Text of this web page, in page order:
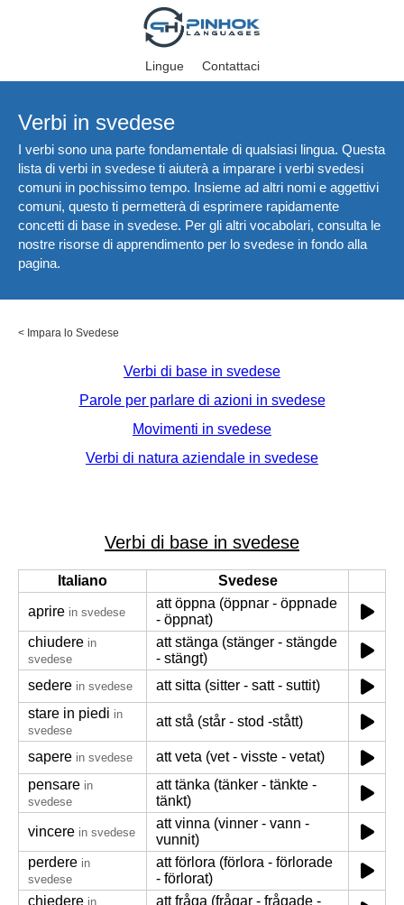
Lingue Contattaci
Verbi in svedese
I verbi sono una parte fondamentale di qualsiasi lingua. Questa
lista di verbi in svedese ti aiuterà a imparare i verbi svedesi
comuni in pochissimo tempo. Insieme ad altri nomi e aggettivi
comuni, questo ti permetterà di esprimere rapidamente
concetti di base in svedese. Per gli altri vocabolari, consulta le
nostre risorse di apprendimento per lo svedese in fondo alla
pagina.
< Impara lo Svedese
Verbi di base in svedese
Parole per parlare di azioni in svedese
Movimenti in svedese
Verbi di natura aziendale in svedese
Verbi di base in svedese
Italiano
Svedese
aprire in svedese
att öppna (öppnar - öppnade
- öppnat)
chiudere in
svedese
att stänga (stänger - stängde
- stängt)
sedere in svedese
att sitta (sitter - satt - suttit)
stare in piedi in
svedese
att stå (står - stod -stått)
sapere in svedese
att veta (vet - visste - vetat)
pensare in
svedese
att tänka (tänker - tänkte -
tänkt)
vincere in svedese
att vinna (vinner - vann -
vunnit)
perdere in
svedese
att förlora (förlora - förlorade
- förlorat)
chiedere in
att fråga (frågar - frågade -